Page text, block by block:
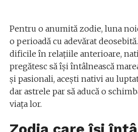
Pentru o anumită zodie, luna
o perioadă cu adevărat
dificile în relațiile anterioare,
pregătesc să își întâlnească
și pasionali, acești nativi au
dar astrele par să aducă o
viața lor.